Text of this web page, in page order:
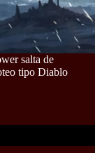
salta de
tipo Diablo